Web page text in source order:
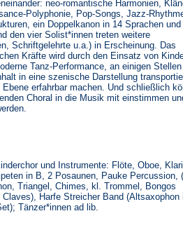
neo-romantische Harmonien,
Polyphonie, Pop-Songs, Jazz-
ein Doppelkanon in 14 Sprachen
den vier Solist*innen treten weitere
Schriftgelehrte u.a.) in Erscheinung. Das
Kräfte wird durch den Einsatz von
Tanz-Performance, an einigen
in eine szenische Darstellung
erfahrbar machen. Und schließlich
Choral in die Musik mit einstimmen
und Instrumente: Flöte, Oboe,
in B, 2 Posaunen, Pauke Percussion,
Triangel, Chimes, kl. Trommel, Bongos
Harfe Streicher Band (Altsaxophon
Tänzer*innen ad lib.